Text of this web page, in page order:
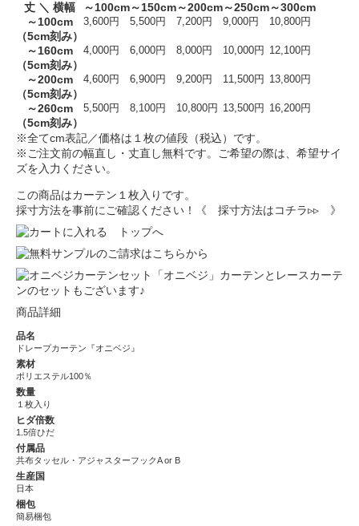
丈 ＼ 横幅
～100cm～150cm～200cm～250cm～300cm
～100cm
（5cm刻み）
3,600円 5,500円 7,200円 9,000円 10,800円
～160cm
（5cm刻み）
4,000円 6,000円 8,000円 10,000円 12,100円
～200cm
（5cm刻み）
4,600円 6,900円 9,200円 11,500円 13,800円
～260cm
（5cm刻み）
5,500円 8,100円 10,800円 13,500円 16,200円
※全てcm表記／価格は１枚の値段（税込）です。
※ご注文前の幅直し・丈直し無料です。ご希望の際は、希望サイ
ズを入力ください。
この商品はカーテン１枚入りです。
採寸方法を事前にご確認ください！
《 採寸方法はコチラ▹▹ 》
「オニベジ」カーテンとレースカーテ
ンのセットもございます♪
商品詳細
品名
ドレープカーテン『オニベジ』
素材
ポリエステル100％
数量
１枚入り
ヒダ倍数
1.5倍ひだ
付属品
共布タッセル・アジャスターフックA or B
生産国
日本
梱包
簡易梱包